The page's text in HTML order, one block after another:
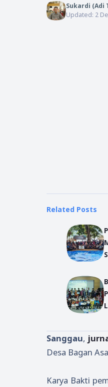
Sukardi (Adi
Updated: 2
Related Posts
Sanggau,
Desa Bagan
Karya Bakti